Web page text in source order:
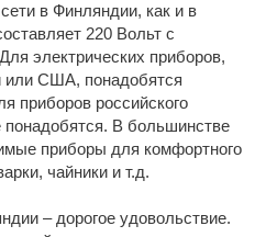
в Финляндии, как и в
220 Вольт с
электрических приборов,
или США, понадобятся
приборов российского
понадобятся. В большинстве
приборы для комфортного
чайники и т.д.
– дорогое удовольствие.